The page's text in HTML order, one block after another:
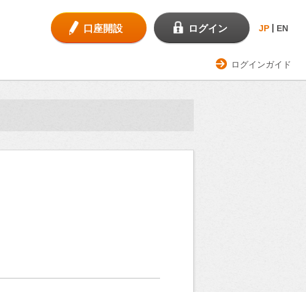
口座開設 ログイン JP EN
ログインガイド